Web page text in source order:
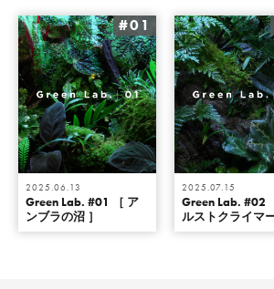
#01
2025.06.13
Green Lab. #01 ［ ア
ンブラの沼 ］
2025.07.15
Green Lab. #02
ルストクライマー